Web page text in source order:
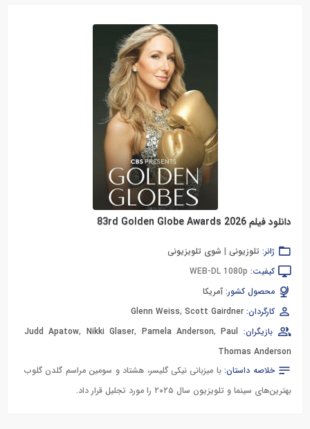
دانلود فیلم 83rd Golden Globe Awards 2026
ژانر: تلوزیونی | شوی تلویزیونی
کیفیت: WEB-DL 1080p
محصول کشور: آمریکا
کارگردان:
Glenn Weiss, Scott Gairdner
بازیگران:
Judd Apatow, Nikki Glaser, Pamela Anderson,Paul
Thomas Anderson
خلاصه داستان:با میزبانی نیکی گلیسر، هشتاد و سومین مراسم گلدن گلوب
بهترین‌های سینما و تلویزیون سال ۲۰۲۵ را مورد تجلیل قرار داد.